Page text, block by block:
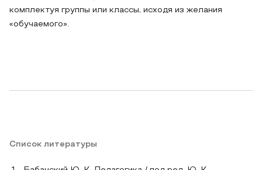
комплектуя группы или классы, исходя из желания
«обучаемого».
Список литературы